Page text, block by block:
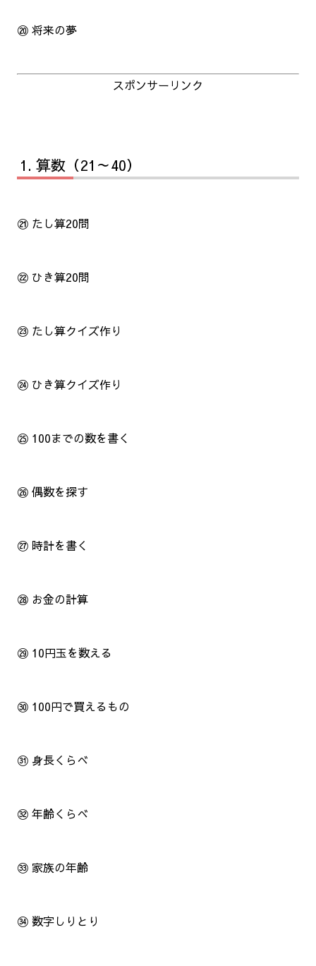
⑳ 将来の夢
スポンサーリンク
算数（21～40）
㉑ たし算20問
㉒ ひき算20問
㉓ たし算クイズ作り
㉔ ひき算クイズ作り
㉕ 100までの数を書く
㉖ 偶数を探す
㉗ 時計を書く
㉘ お金の計算
㉙ 10円玉を数える
㉚ 100円で買えるもの
㉛ 身長くらべ
㉜ 年齢くらべ
㉝ 家族の年齢
㉞ 数字しりとり